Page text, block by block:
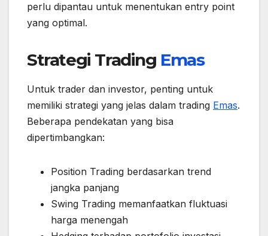
perlu dipantau untuk menentukan entry point
yang optimal.
Strategi Trading Emas
Untuk trader dan investor, penting untuk
memiliki strategi yang jelas dalam trading Emas.
Beberapa pendekatan yang bisa
dipertimbangkan:
Position Trading berdasarkan trend
jangka panjang
Swing Trading memanfaatkan fluktuasi
harga menengah